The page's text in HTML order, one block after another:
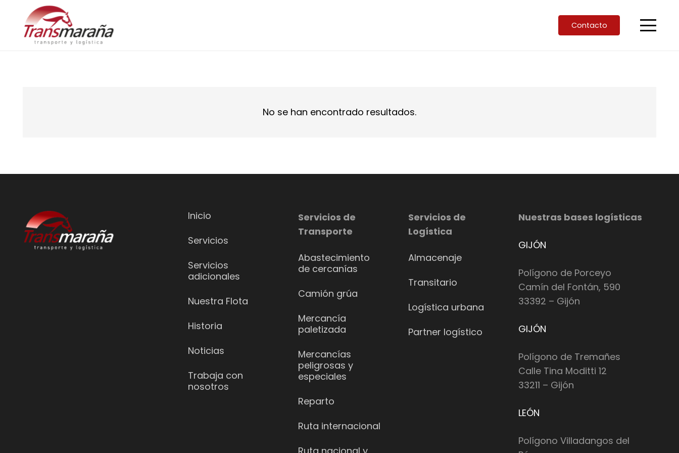
Contacto
No se han encontrado resultados.
Inicio
Servicios
Servicios
adicionales
Nuestra Flota
Historia
Noticias
Trabaja con
nosotros
Servicios de
Transporte
Abastecimiento
de cercanías
Camión grúa
Mercancía
paletizada
Mercancías
peligrosas y
especiales
Reparto
Ruta internacional
Servicios de
Logística
Almacenaje
Transitario
Logística urbana
Partner logístico
Nuestras bases logísticas
GIJÓN
Polígono de Porceyo
Camín del Fontán, 590
33392 – Gijón
GIJÓN
Polígono de Tremañes
Calle Tina Moditti 12
33211 – Gijón
LEÓN
Polígono Villadangos del